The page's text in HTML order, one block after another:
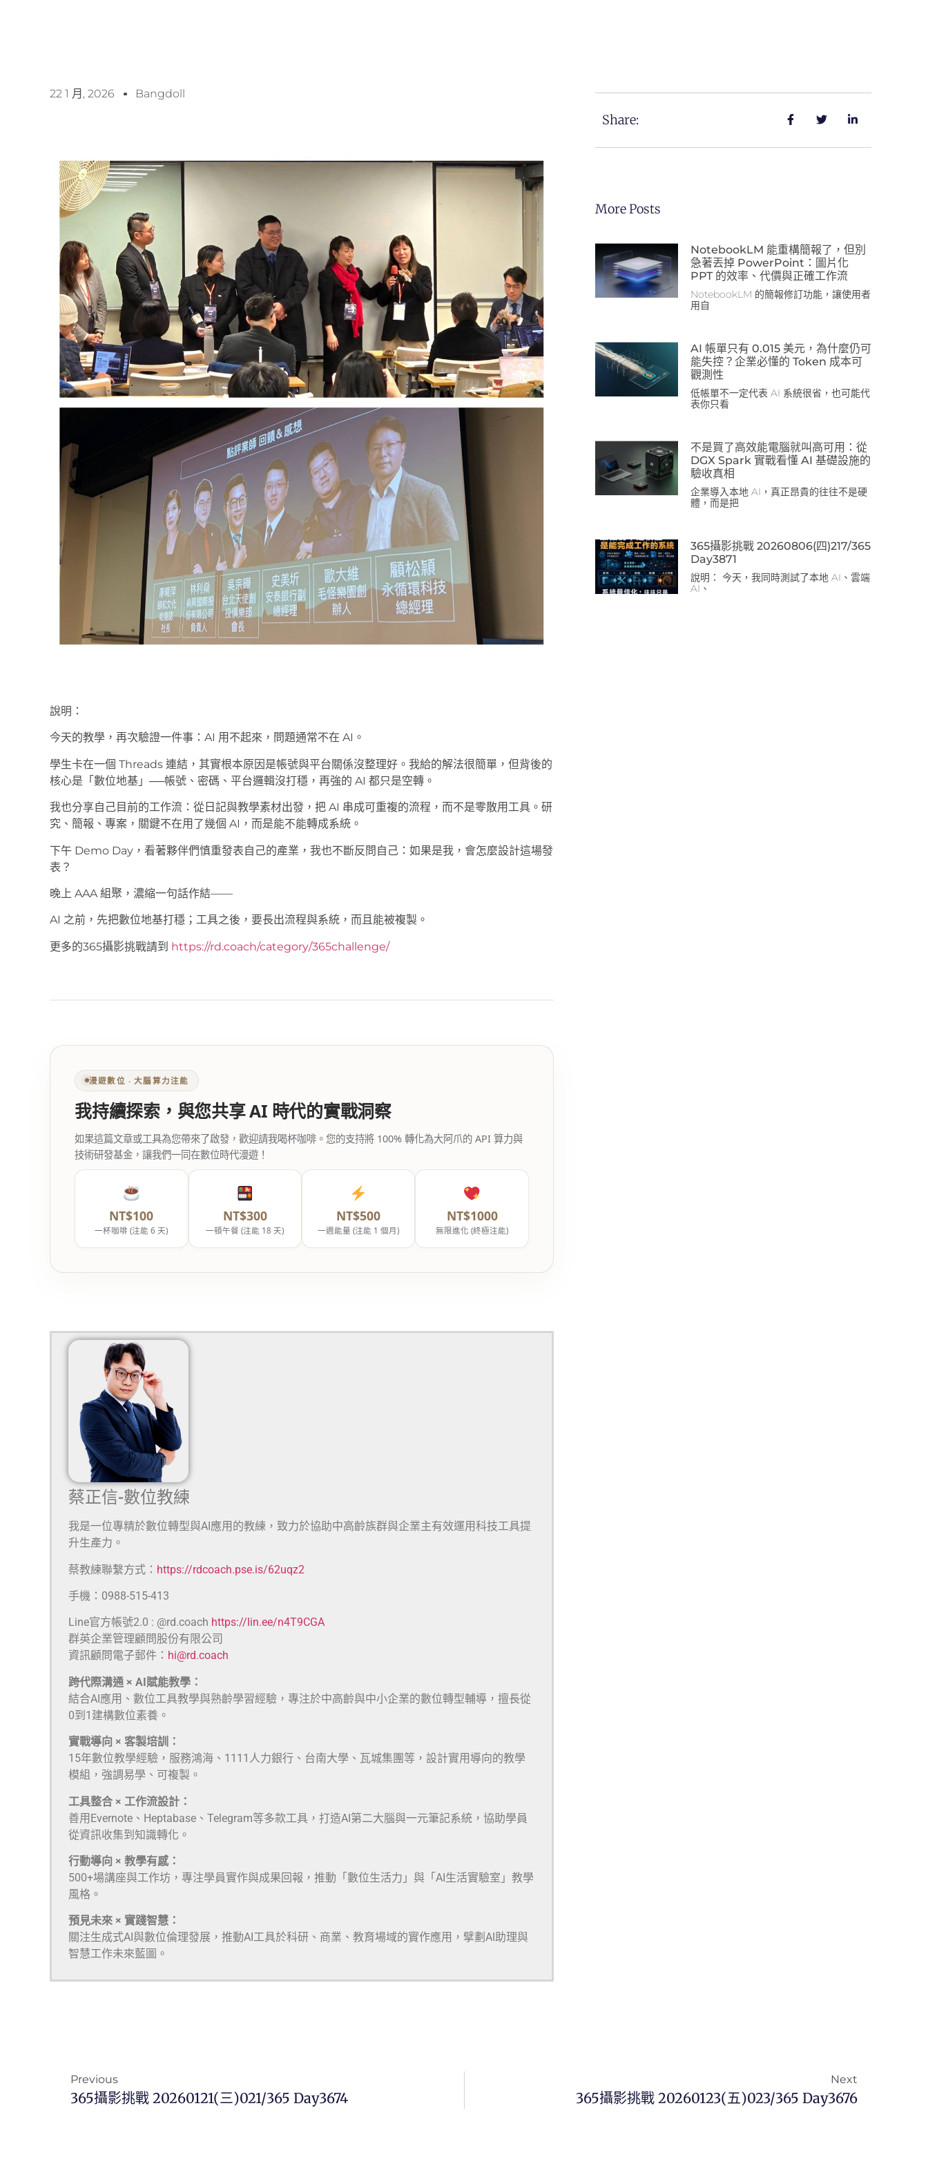
22 1 月, 2026 Bangdoll
說明：
今天的教學，再次驗證一件事：AI 用不起來，問題通常不在 AI。
學生卡在一個 Threads 連結，其實根本原因是帳號與平台關係沒整理好。我給的解法很簡單，但背後的
核心是「數位地基」──帳號、密碼、平台邏輯沒打穩，再強的 AI 都只是空轉。
我也分享自己目前的工作流：從日記與教學素材出發，把 AI 串成可重複的流程，而不是零散用工具。研
究、簡報、專案，關鍵不在用了幾個 AI，而是能不能轉成系統。
下午 Demo Day，看著夥伴們慎重發表自己的產業，我也不斷反問自己：如果是我，會怎麼設計這場發
表？
晚上 AAA 組聚，濃縮一句話作結——
AI 之前，先把數位地基打穩；工具之後，要長出流程與系統，而且能被複製。
更多的365攝影挑戰請到 https://rd.coach/category/365challenge/
漫遊數位 ‧ 大腦算力注能
我持續探索，與您共享 AI 時代的實戰洞察
如果這篇文章或工具為您帶來了啟發，歡迎請我喝杯咖啡。您的支持將 100% 轉化為大阿爪的 API 算力與
技術研發基金，讓我們一同在數位時代漫遊！
NT$100
一杯咖啡 (注能 6 天)
NT$300
一頓午餐 (注能 18 天)
NT$500
一週能量 (注能 1 個月)
NT$1000
無限進化 (終極注能)
蔡正信-數位教練
我是一位專精於數位轉型與AI應用的教練，致力於協助中高齡族群與企業主有效運用科技工具提
升生產力。
蔡教練聯繫方式： https://rdcoach.pse.is/62uqz2
手機：0988-515-413
Line官方帳號2.0 : @rd.coach https://lin.ee/n4T9CGA
群英企業管理顧問股份有限公司
資訊顧問電子郵件： hi@rd.coach
跨代際溝通 × AI賦能教學：
結合AI應用、數位工具教學與熟齡學習經驗，專注於中高齡與中小企業的數位轉型輔導，擅長從
0到1建構數位素養。
實戰導向 × 客製培訓：
15年數位教學經驗，服務鴻海、1111人力銀行、台南大學、瓦城集團等，設計實用導向的教學
模組，強調易學、可複製。
工具整合 × 工作流設計：
善用Evernote、Heptabase、Telegram等多款工具，打造AI第二大腦與一元筆記系統，協助學員
從資訊收集到知識轉化。
行動導向 × 教學有感：
500+場講座與工作坊，專注學員實作與成果回報，推動「數位生活力」與「AI生活實驗室」教學
風格。
預見未來 × 實踐智慧：
關注生成式AI與數位倫理發展，推動AI工具於科研、商業、教育場域的實作應用，擘劃AI助理與
智慧工作未來藍圖。
Share:
More Posts
NotebookLM 能重構簡報了，但別
急著丟掉 PowerPoint：圖片化
PPT 的效率、代價與正確工作流
NotebookLM 的簡報修訂功能，讓使用者
用自
AI 帳單只有 0.015 美元，為什麼仍可
能失控？企業必懂的 Token 成本可
觀測性
低帳單不一定代表 AI 系統很省，也可能代
表你只看
不是買了高效能電腦就叫高可用：從
DGX Spark 實戰看懂 AI 基礎設施的
驗收真相
企業導入本地 AI，真正昂貴的往往不是硬
體，而是把
365攝影挑戰 20260806(四)217/365
Day3871
說明： 今天，我同時測試了本地 AI、雲端
AI、
Previous
365攝影挑戰 20260121(三)021/365 Day3674
Next
365攝影挑戰 20260123(五)023/365 Day3676